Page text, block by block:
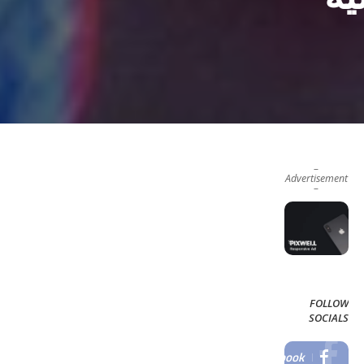
–
Advertisement
–
FOLLOW
SOCIALS
Facebook